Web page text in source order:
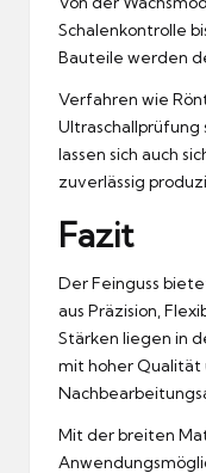
Schalenkontrolle
Bauteile werden
Verfahren wie
Ultraschallprüfung
lassen sich auch
zuverlässig
Fazit
Der Feinguss
aus Präzision,
Stärken liegen in
mit hoher Qualität
Mit der breiten